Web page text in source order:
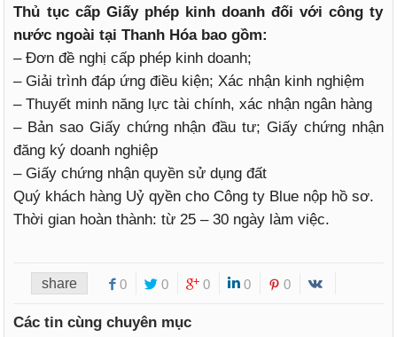
Thủ tục cấp Giấy phép kinh doanh đối với công ty
nước ngoài tại Thanh Hóa bao gồm:
– Đơn đề nghị cấp phép kinh doanh;
– Giải trình đáp ứng điều kiện; Xác nhận kinh nghiệm
– Thuyết minh năng lực tài chính, xác nhận ngân hàng
– Bản sao Giấy chứng nhận đầu tư; Giấy chứng nhận
đăng ký doanh nghiệp
– Giấy chứng nhận quyền sử dụng đất
Quý khách hàng Uỷ qyền cho Công ty Blue nộp hồ sơ.
Thời gian hoàn thành: từ 25 – 30 ngày làm việc.
share 0 0 0 0 0
Các tin cùng chuyên mục